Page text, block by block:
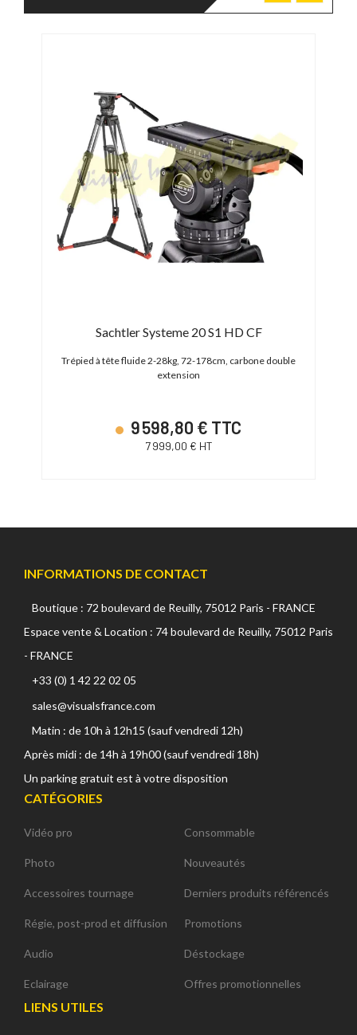
Sachtler Systeme 20 S1 HD CF
Trépied à tête fluide 2-28kg, 72-178cm, carbone double
extension
9 598,80 € TTC
7 999,00 € HT
INFORMATIONS DE CONTACT
Boutique : 72 boulevard de Reuilly, 75012 Paris - FRANCE
Espace vente & Location : 74 boulevard de Reuilly, 75012 Paris
- FRANCE
+33 (0) 1 42 22 02 05
sales@visualsfrance.com
Matin : de 10h à 12h15 (sauf vendredi 12h)
Après midi : de 14h à 19h00 (sauf vendredi 18h)
Un parking gratuit est à votre disposition
CATÉGORIES
Vidéo pro
Photo
Accessoires tournage
Régie, post-prod et diffusion
Audio
Eclairage
Consommable
Nouveautés
Derniers produits référencés
Promotions
Déstockage
Offres promotionnelles
LIENS UTILES